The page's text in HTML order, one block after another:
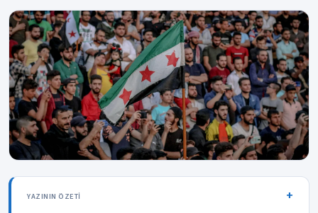
YAZININ ÖZETI